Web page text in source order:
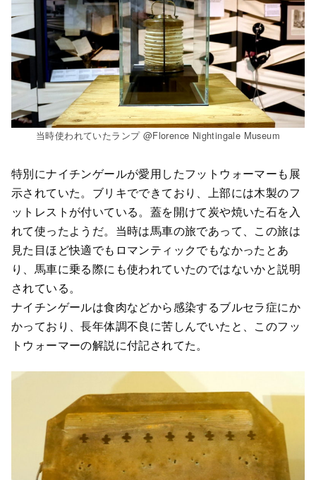
当時使われていたランプ @Florence Nightingale Museum
特別にナイチンゲールが愛用したフットウォーマーも展
示されていた。ブリキでできており、上部には木製のフ
ットレストが付いている。蓋を開けて炭や焼いた石を入
れて使ったようだ。当時は馬車の旅であって、この旅は
見た目ほど快適でもロマンティックでもなかったとあ
り、馬車に乗る際にも使われていたのではないかと説明
されている。
ナイチンゲールは食肉などから感染するブルセラ症にか
かっており、長年体調不良に苦しんでいたと、このフッ
トウォーマーの解説に付記されてた。